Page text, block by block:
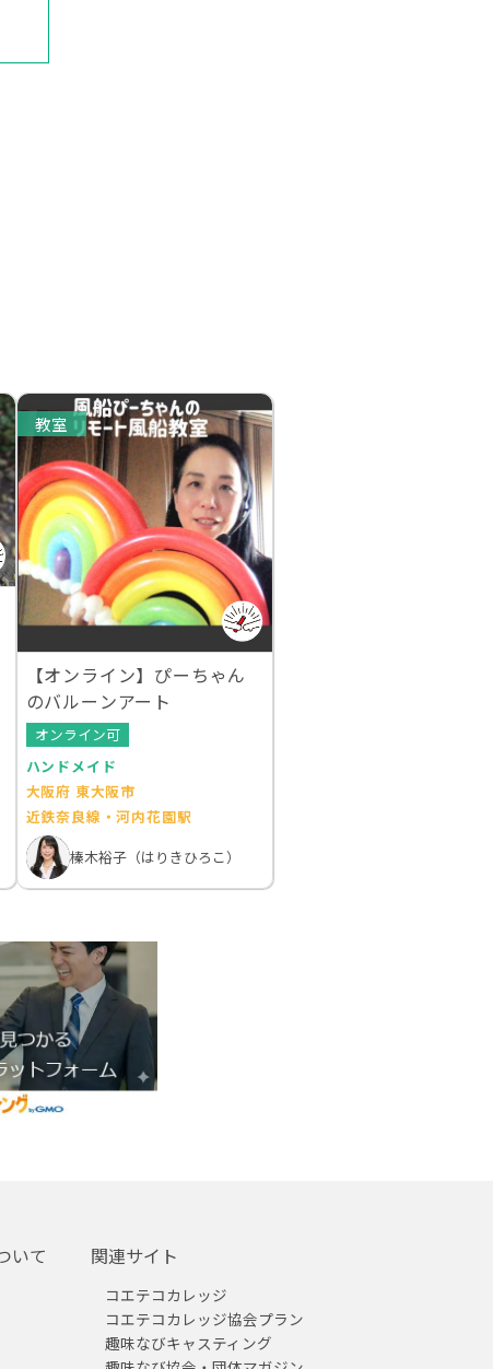
教室
【オンライン】ぴーちゃん
のバルーンアート
オンライン可
ハンドメイド
大阪府 東大阪市
近鉄奈良線・河内花園駅
榛木裕子（はりきひろこ）
いて 関連サイト
コエテコカレッジ
コエテコカレッジ協会プラン
趣味なびキャスティング